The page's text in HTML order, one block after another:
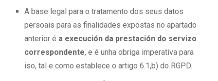
A base legal para o tratamento dos seus datos
persoais para as finalidades expostas no apartado
anterior é a execución da prestación do servizo
correspondente, e é unha obriga imperativa para
iso, tal e como establece o artigo 6.1,b) do RGPD.